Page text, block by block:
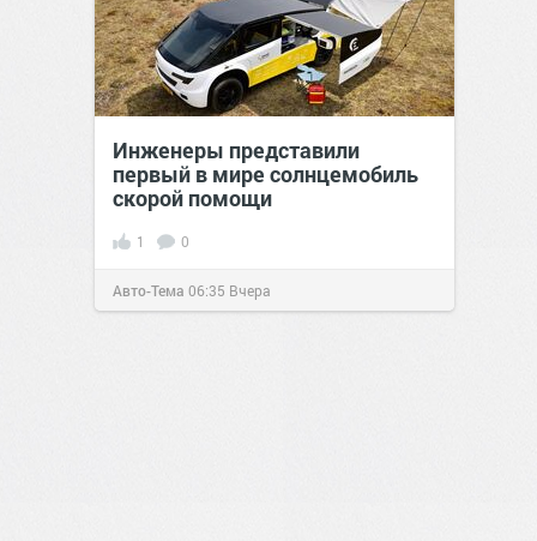
Инженеры представили
первый в мире солнцемобиль
скорой помощи
1 0
Авто-Тема 06:35 Вчера